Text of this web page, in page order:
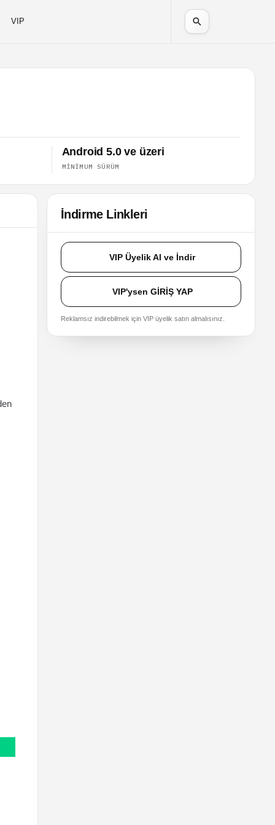
VIP
Android 5.0 ve üzeri
MINIMUM SÜRÜM
İndirme Linkleri
VIP Üyelik Al ve İndir
VIP'ysen GİRİŞ YAP
Reklamsız indirebilmek için VIP üyelik satın almalısınız.